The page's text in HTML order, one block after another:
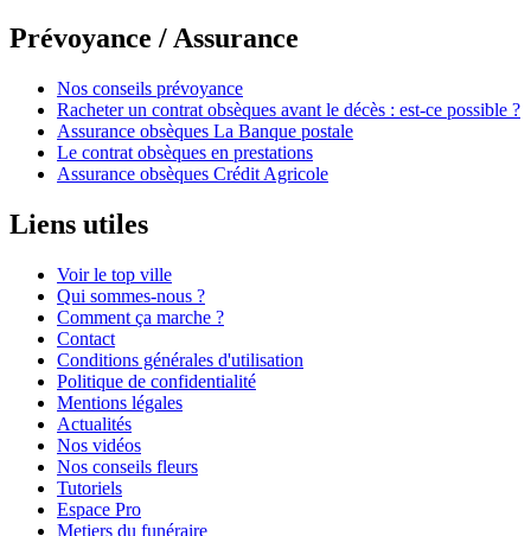
Prévoyance / Assurance
Nos conseils prévoyance
Racheter un contrat obsèques avant le décès : est-ce possible ?
Assurance obsèques La Banque postale
Le contrat obsèques en prestations
Assurance obsèques Crédit Agricole
Liens utiles
Voir le top ville
Qui sommes-nous ?
Comment ça marche ?
Contact
Conditions générales d'utilisation
Politique de confidentialité
Mentions légales
Actualités
Nos vidéos
Nos conseils fleurs
Tutoriels
Espace Pro
Metiers du funéraire